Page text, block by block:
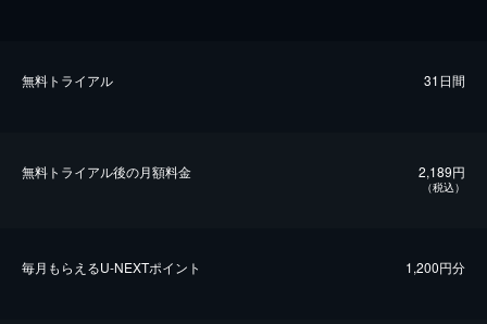
無料トライアル 31日間
無料トライアル後の⽉額料金 2,189円
（税込）
毎⽉もらえるU-NEXTポイント 1,200円分